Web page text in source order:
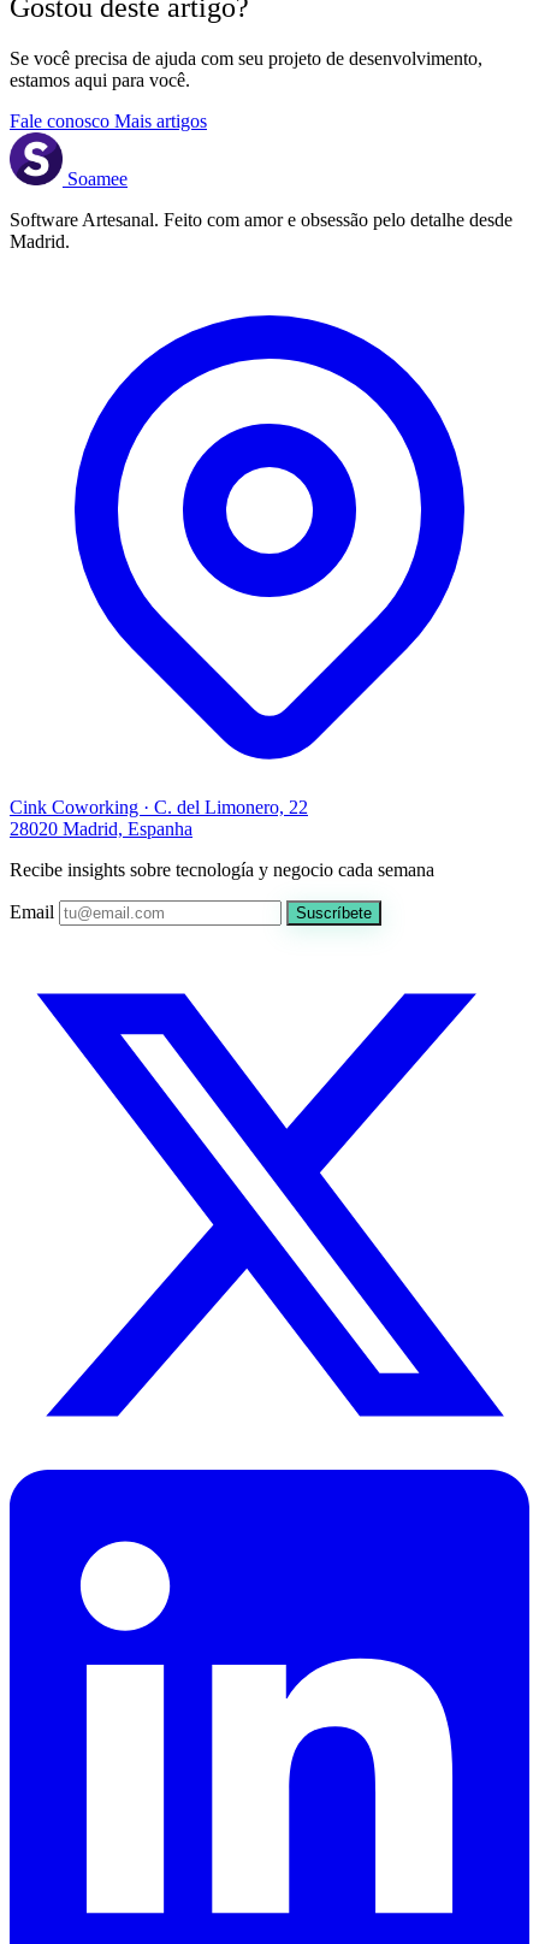
Gostou deste artigo?
Se você precisa de ajuda com seu projeto de desenvolvimento,
estamos aqui para você.
Fale conosco Mais artigos
Soamee
Software Artesanal. Feito com amor e obsessão pelo detalhe desde
Madrid.
Cink Coworking · C. del Limonero, 22
28020 Madrid, Espanha
Recibe insights sobre tecnología y negocio cada semana
Email Suscríbete